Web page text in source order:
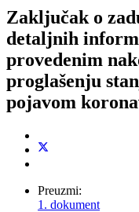
Zaključak o
detaljnih
provedenim
proglašenju
pojavom
Preuzmi:
1. dokument